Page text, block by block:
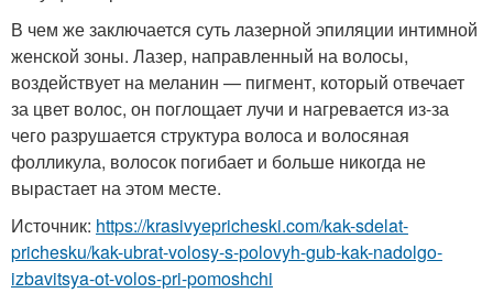
В чем же заключается суть лазерной эпиляции интимной
женской зоны. Лазер, направленный на волосы,
воздействует на меланин — пигмент, который отвечает
за цвет волос, он поглощает лучи и нагревается из-за
чего разрушается структура волоса и волосяная
фолликула, волосок погибает и больше никогда не
вырастает на этом месте.
Источник: https://krasivyepricheski.com/kak-sdelat-
prichesku/kak-ubrat-volosy-s-polovyh-gub-kak-nadolgo-
izbavitsya-ot-volos-pri-pomoshchi